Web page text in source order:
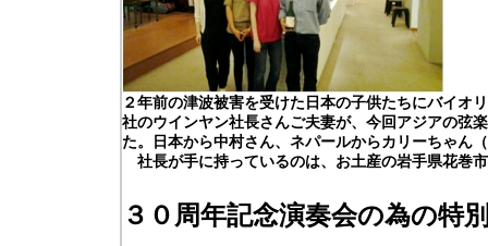
２年前の津波被害を受けた日本の子供たちにバイオ
社のウインヤン社長さんご夫妻が、今回アジアの弦
た。日本から中村さん、ネパールからカリーちゃん
社長が手に持っているのは、お土産の岩手県花巻
３０周年記念演奏会の為の特